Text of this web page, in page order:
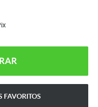
FAVORITOS